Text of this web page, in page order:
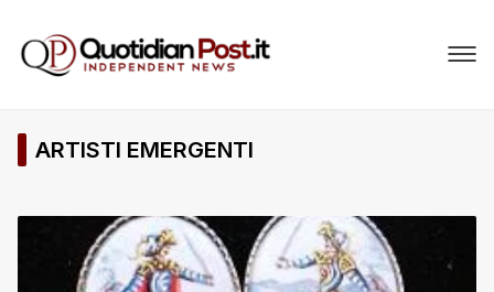
ARTISTI EMERGENTI